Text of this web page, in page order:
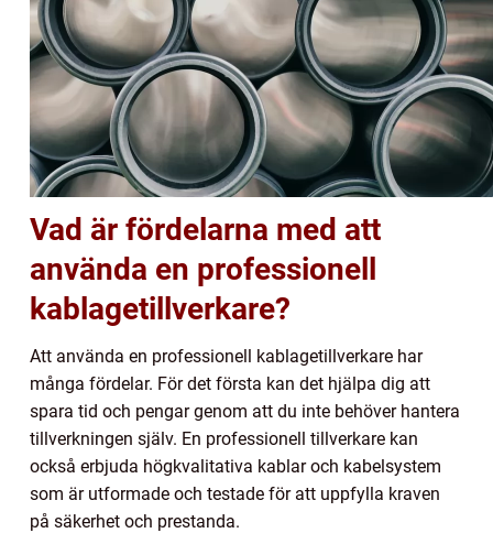
Vad är fördelarna med att
använda en professionell
kablagetillverkare?
Att använda en professionell kablagetillverkare har
många fördelar. För det första kan det hjälpa dig att
spara tid och pengar genom att du inte behöver hantera
tillverkningen själv. En professionell tillverkare kan
också erbjuda högkvalitativa kablar och kabelsystem
som är utformade och testade för att uppfylla kraven
på säkerhet och prestanda.